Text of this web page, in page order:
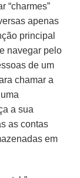
“charmes”
apenas
principal
navegar pelo
de um
chamar a
a sua
as contas
em